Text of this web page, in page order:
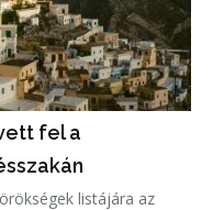
fel a
listájára az